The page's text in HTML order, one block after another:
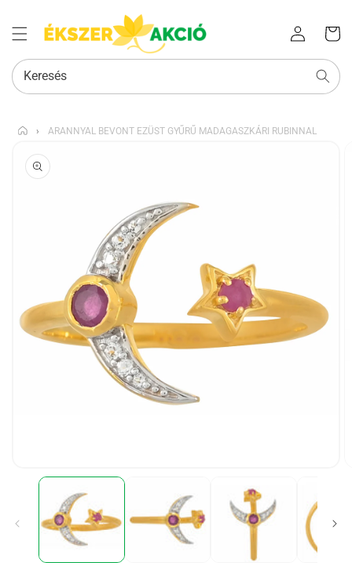
Bejelentkezés
kosara
Keresés
› ARANNYAL BEVONT EZÜST GYŰRŰ MADAGASZKÁRI RUBINNAL
UGRÁS A
TERMÉKADATOKRA
médiafájl
modális
párbeszédpanelen